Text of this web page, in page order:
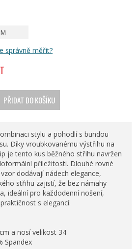
M
správně měřit?
PŘIDAT DO KOŠÍKU
stylu a pohodlí s bundou
Díky vroubkovanému výstřihu na
je tento kus běžného střihu navržen
příležitosti. Dlouhé rovné
dodávají nádech elegance,
střihu zajistí, že bez námahy
ideální pro každodenní nošení,
s elegancí.
a nosí velikost 34
Spandex